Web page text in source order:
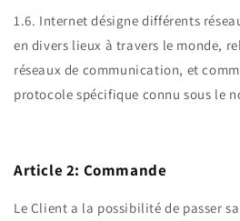
1.6. Internet désigne différents
en divers lieux à travers le monde,
réseaux de communication, et
protocole spécifique connu sous le
Article 2: Commande
Le Client a la possibilité de passer